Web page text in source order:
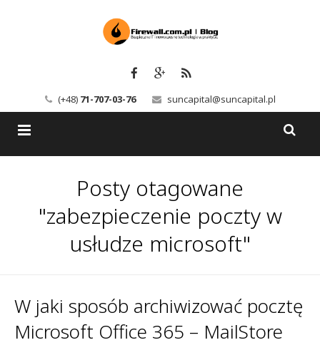
(+48) 71-707-03-76 suncapital@suncapital.pl
Bezpieczeństwo IT
Serwery pocztowe
Sophos
Kontakt
Polityka prywatności
Posty otagowane
"zabezpieczenie poczty w
usłudze microsoft"
W jaki sposób archiwizować pocztę
Microsoft Office 365 – MailStore